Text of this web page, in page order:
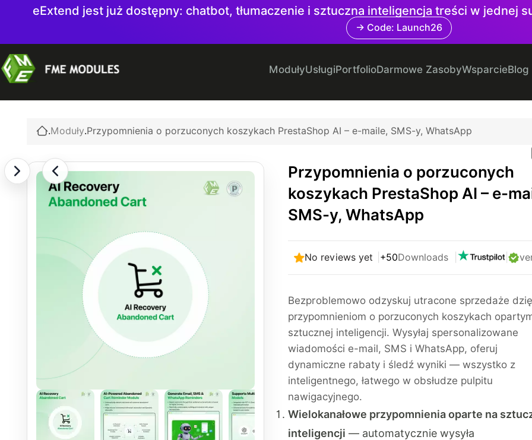
eExtend jest już dostępny: chatbot, tłumaczenie i sztuczna inteligencja treści w jednej
→ Code: Launch26
ModułyUsługiPortfolioDarmowe ZasobyWsparcieBlog
.Moduły.Przypomnienia o porzuconych koszykach PrestaShop AI – e-maile, SMS-y, WhatsApp
Przypomnienia o porzuconych
koszykach PrestaShop AI – e-
SMS-y, WhatsApp
No reviews yet +50Downloads |
Bezproblemowo odzyskuj utracone sprzedaże
przypomnieniom o porzuconych koszykach
sztucznej inteligencji. Wysyłaj spersonalizowane
wiadomości e-mail, SMS i WhatsApp, oferuj
dynamiczne rabaty i śledź wyniki — wszystko z
inteligentnego, łatwego w obsłudze pulpitu
nawigacyjnego.
Wielokanałowe przypomnienia oparte na
inteligencji — automatycznie wysyła